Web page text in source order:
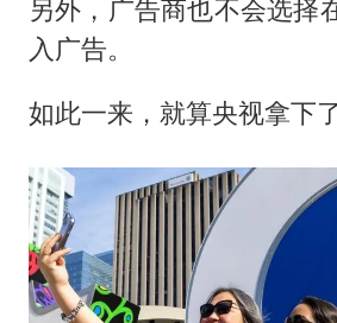
另外，广告商也不会选择
入广告。
如此一来，就算央视拿下